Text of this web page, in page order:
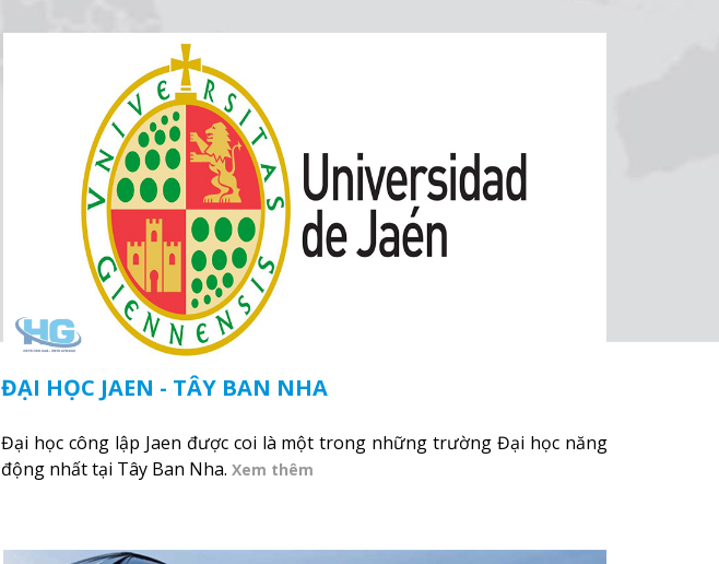
ĐẠI HỌC JAEN - TÂY BAN NHA
Đại học công lập Jaen được coi là một trong những trường Đại học năng
động nhất tại Tây Ban Nha. Xem thêm